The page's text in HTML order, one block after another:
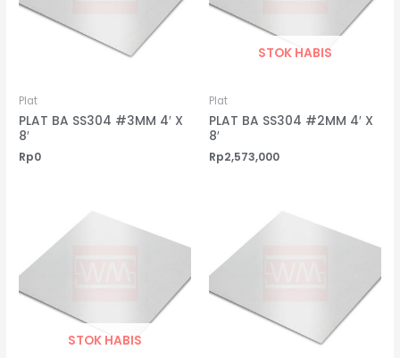
Plat
PLAT BA SS304 #3MM 4′ X
8′
Rp0
STOK HABIS
Plat
PLAT BA SS304 #2MM 4′ X
8′
Rp2,573,000
STOK HABIS